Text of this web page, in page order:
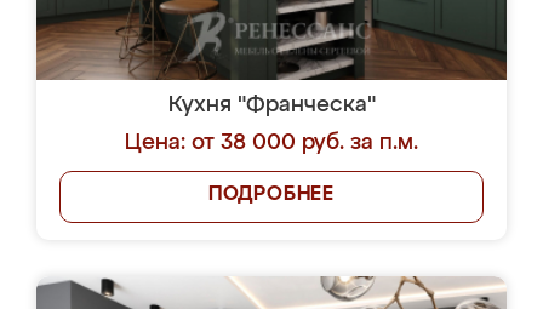
Кухня "Франческа"
Цена: от 38 000 руб. за п.м.
ПОДРОБНЕЕ